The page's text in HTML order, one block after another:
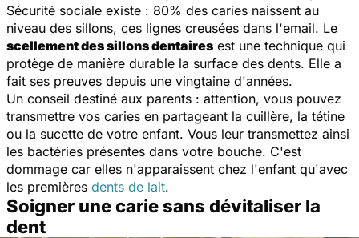
Sécurité sociale existe : 80% des caries naissent au
niveau des sillons, ces lignes creusées dans l'email. Le
scellement des sillons dentaires est une technique qui
protège de manière durable la surface des dents. Elle a
fait ses preuves depuis une vingtaine d'années.
Un conseil destiné aux parents : attention, vous pouvez
transmettre vos caries en partageant la cuillère, la tétine
ou la sucette de votre enfant. Vous leur transmettez ainsi
les bactéries présentes dans votre bouche. C'est
dommage car elles n'apparaissent chez l'enfant qu'avec
les premières dents de lait.
Soigner une carie sans dévitaliser la
dent